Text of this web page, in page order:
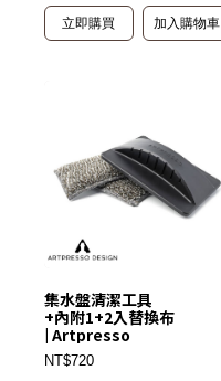
立即購買 加入購物車
集水盤清潔工具
+內附1+2入替換布
| Artpresso
NT$720